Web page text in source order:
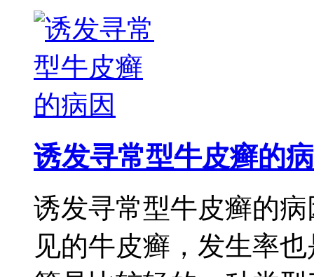
诱发寻常型牛皮癣的病
诱发寻常型牛皮癣的
见的牛皮癣，发生率